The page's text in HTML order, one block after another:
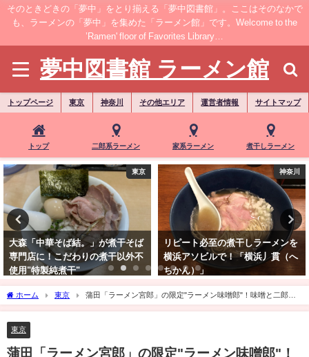
そのときどきの「夢中」をとり揃える「夢中図書館」。ここはそのなかで
も、ラーメンの「夢中」を集めた「ラーメン館」です。Welcome to the
’Ramen' floor of Favorites Library…
夢中図書館 ラーメン館
トップページ 東京 神奈川 その他エリア 運営者情報 サイトマップ
トップ 二郎系ラーメン 家系ラーメン 煮干しラーメン
神奈川
リピート必至の煮干しラーメンを
横浜アソビルで！「横浜丿貫（へ
ちかん）」
東京
蒲田ニボラー聖地
「NIBOSHIMANIA」で強烈濃密
煮干しラーメン！限定"濃厚焙煎
ホーム 東京
蒲田「ラーメン宮郎」の限定"ラーメン味噌郎"！味噌と二郎系
の禁断コラボ…どろ旨濃厚"味噌郎"に進化も
東京
蒲田「ラーメン宮郎」の限定"ラーメン味噌郎"！